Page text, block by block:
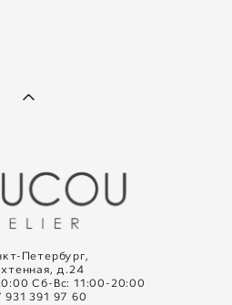
Петербург,
д.24
Сб-Вс: 11:00-20:00
391 97 60